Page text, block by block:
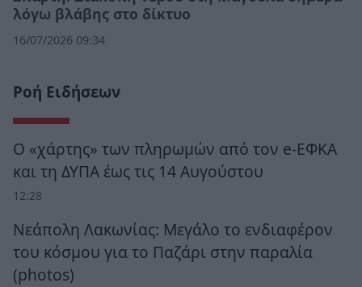
λόγω βλάβης στο δίκτυο
16/07/2026 09:34
Ροή Ειδήσεων
Ο «χάρτης» των πληρωμών από τον e-ΕΦΚΑ
και τη ΔΥΠΑ έως τις 14 Αυγούστου
12:28
Νεάπολη Λακωνίας: Μεγάλο το ενδιαφέρον
του κόσμου για το Παζάρι στην παραλία
(photos)